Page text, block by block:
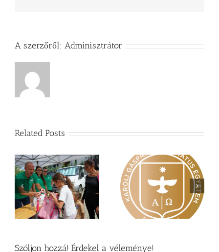
A szerzőről: Adminisztrátor
Related Posts
Nagy érdeklődés övezi
a Károli képzéseit
Vasárnapi üzenet –
Zsoltárok 149
Szóljon hozzá! Érdekel a véleménye!